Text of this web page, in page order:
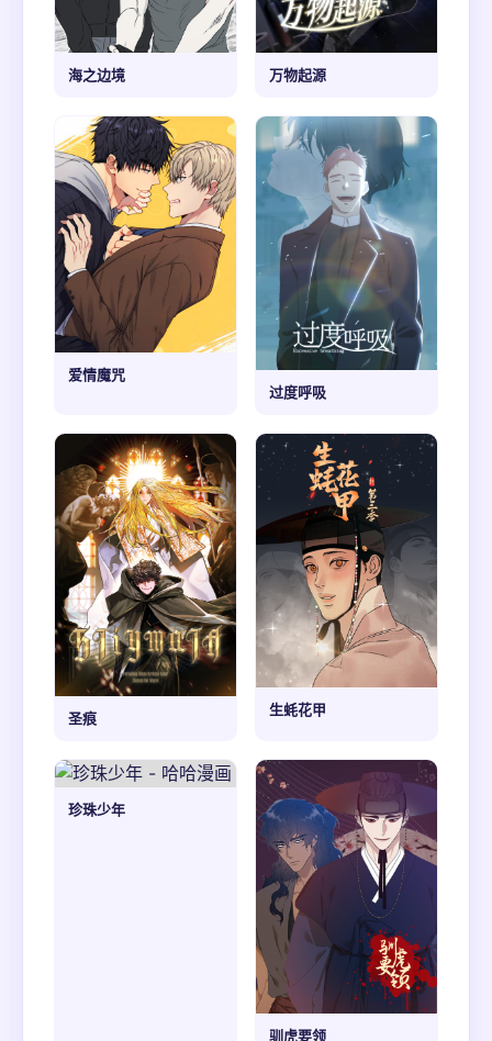
海之边境 万物起源
爱情魔咒
过度呼吸
圣痕
生蚝花甲
珍珠少年
驯虎要领